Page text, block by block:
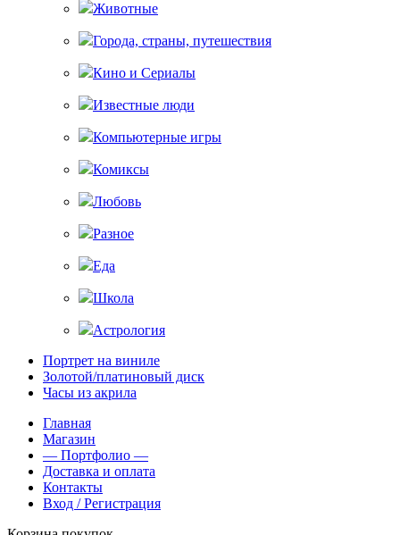
Животные
Города, страны, путешествия
Кино и Сериалы
Известные люди
Компьютерные игры
Комиксы
Любовь
Разное
Еда
Школа
Астрология
Портрет на виниле
Золотой/платиновый диск
Часы из акрила
Главная
Магазин
— Портфолио —
Доставка и оплата
Контакты
Вход / Регистрация